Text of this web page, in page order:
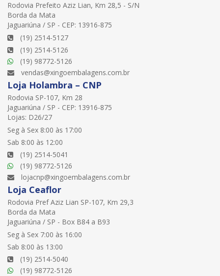
Rodovia Prefeito Aziz Lian, Km 28,5 - S/N
Borda da Mata
Jaguariúna / SP - CEP: 13916-875
(19) 2514-5127
(19) 2514-5126
(19) 98772-5126
vendas@xingoembalagens.com.br
Loja Holambra – CNP
Rodovia SP-107, Km 28
Jaguariúna / SP - CEP: 13916-875
Lojas: D26/27
Seg à Sex 8:00 às 17:00
Sab 8:00 às 12:00
(19) 2514-5041
(19) 98772-5126
lojacnp@xingoembalagens.com.br
Loja Ceaflor
Rodovia Pref Aziz Lian SP-107, Km 29,3
Borda da Mata
Jaguariúna / SP - Box B84 a B93
Seg à Sex 7:00 às 16:00
Sab 8:00 às 13:00
(19) 2514-5040
(19) 98772-5126